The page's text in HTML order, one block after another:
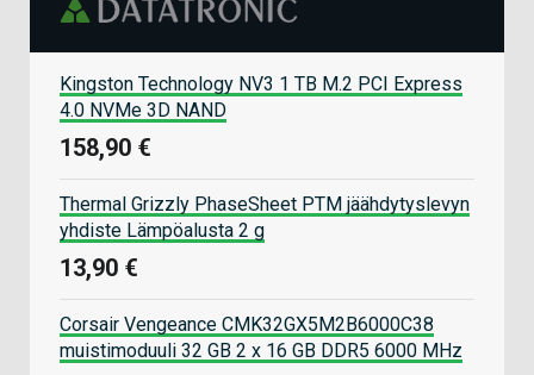
Kingston Technology NV3 1 TB M.2 PCI Express
4.0 NVMe 3D NAND
158,90 €
Thermal Grizzly PhaseSheet PTM jäähdytyslevyn
yhdiste Lämpöalusta 2 g
13,90 €
Corsair Vengeance CMK32GX5M2B6000C38
muistimoduuli 32 GB 2 x 16 GB DDR5 6000 MHz